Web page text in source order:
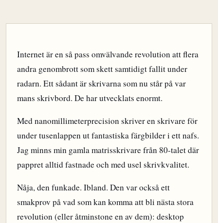
Internet är en så pass omvälvande revolution att flera
andra genombrott som skett samtidigt fallit under
radarn. Ett sådant är skrivarna som nu står på var
mans skrivbord. De har utvecklats enormt.
Med nanomillimeterprecision skriver en skrivare för
under tusenlappen ut fantastiska färgbilder i ett nafs.
Jag minns min gamla matrisskrivare från 80-talet där
pappret alltid fastnade och med usel skrivkvalitet.
Nåja, den funkade. Ibland. Den var också ett
smakprov på vad som kan komma att bli nästa stora
revolution (eller åtminstone en av dem): desktop